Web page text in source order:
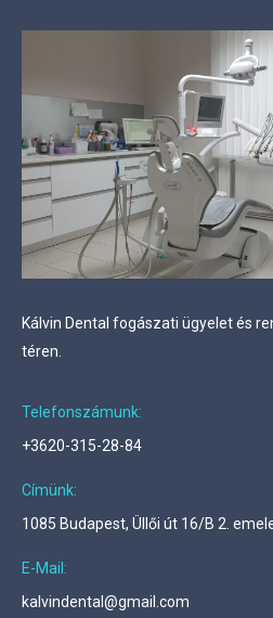
Kálvin Dental fogászati ügyelet és
téren.
Telefonszámunk:
+3620-315-28-84
Címünk:
1085 Budapest, Üllői út 16/B 2.
E-Mail:
kalvindental@gmail.com